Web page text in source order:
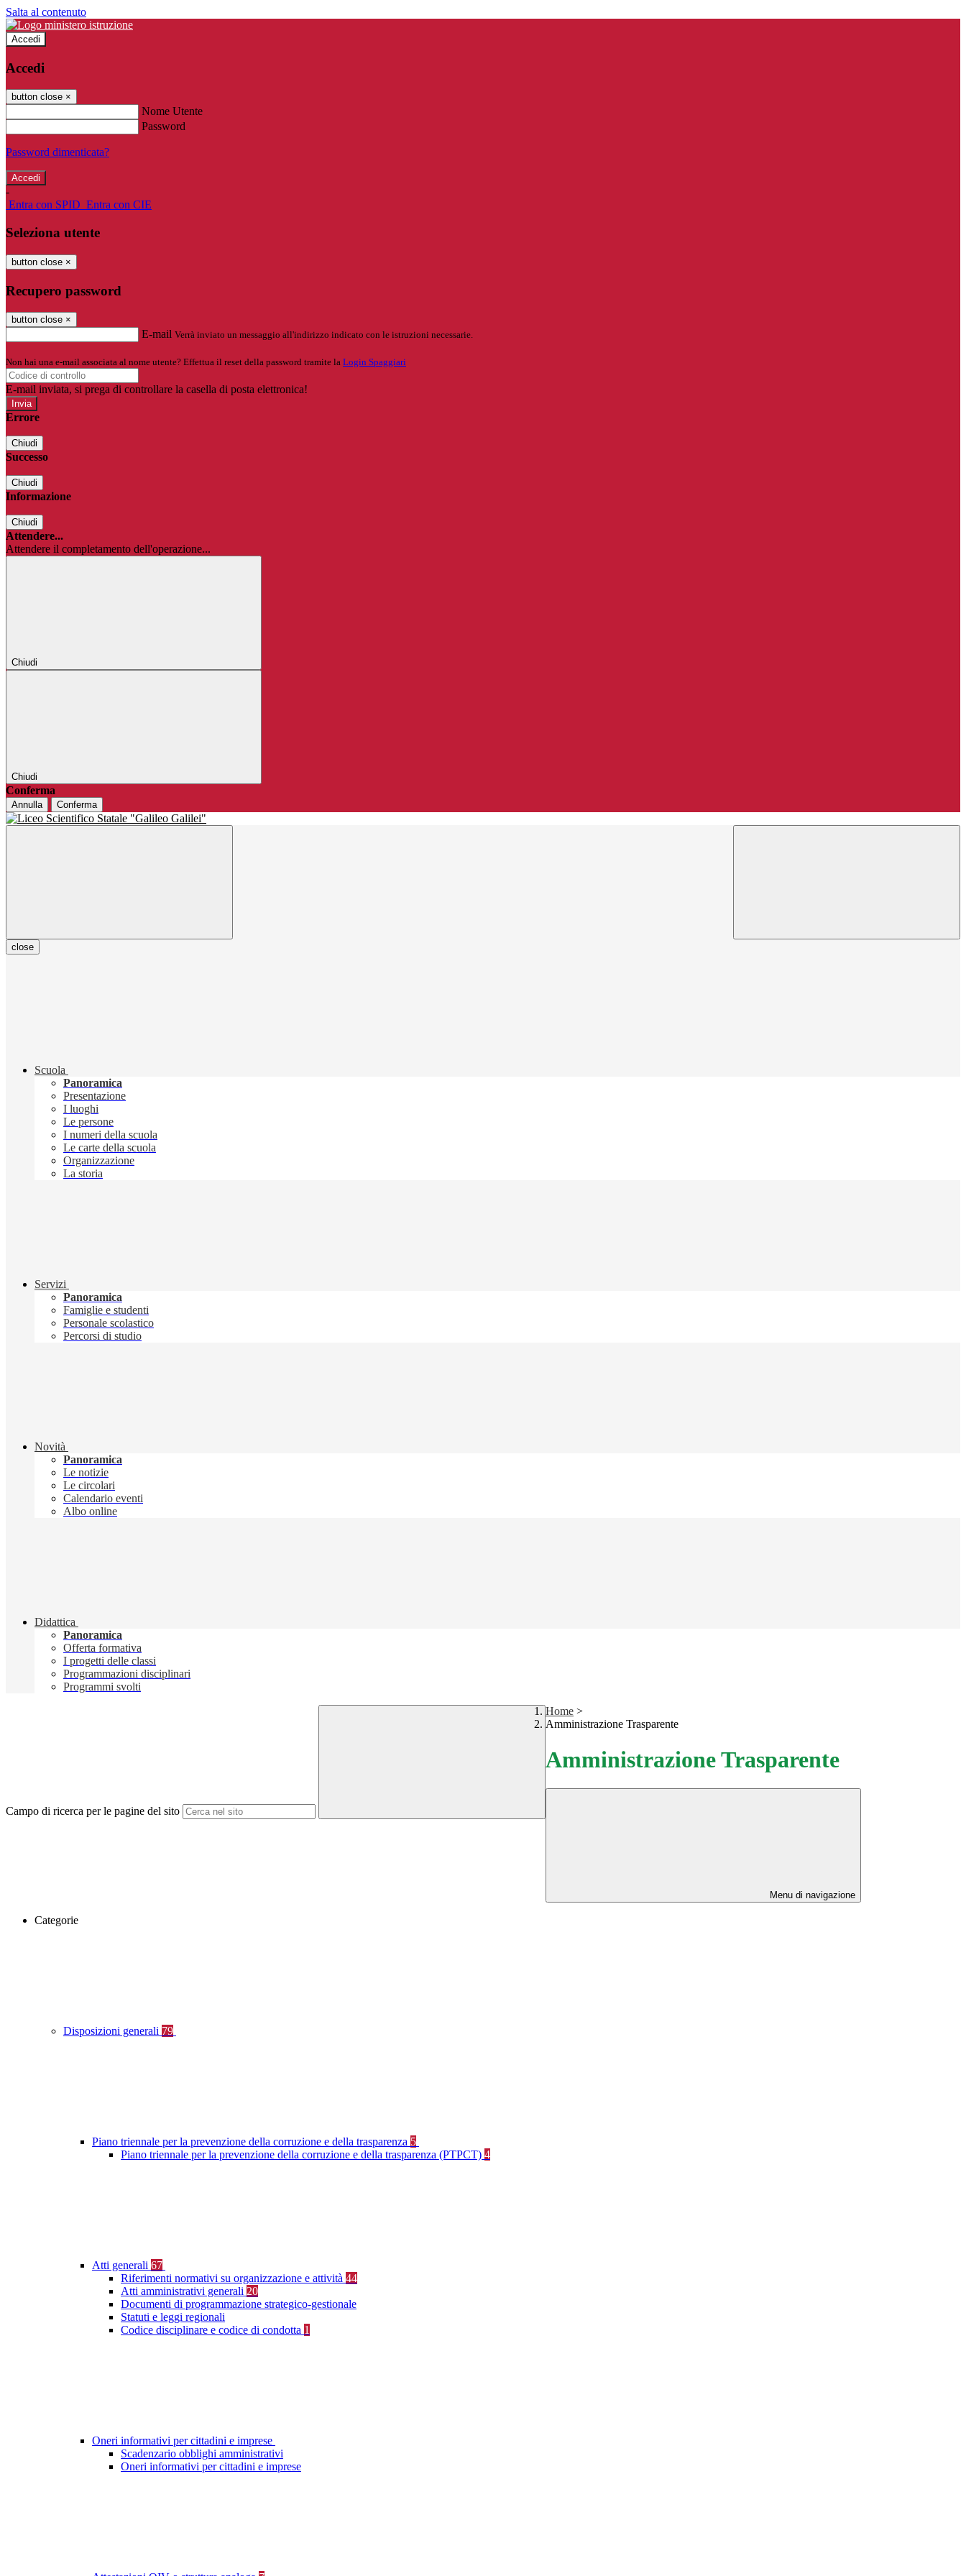
Salta al contenuto
Accedi
Accedi
button close ×
Nome Utente
Password
Password dimenticata?
-
Entra con SPID Entra con CIE
Seleziona utente
button close ×
Recupero password
button close ×
E-mail Verrà inviato un messaggio all'indirizzo indicato con le istruzioni necessarie.
Non hai una e-mail associata al nome utente? Effettua il reset della password tramite la Login Spaggiari
E-mail inviata, si prega di controllare la casella di posta elettronica!
Errore
Chiudi
Successo
Chiudi
Informazione
Chiudi
Attendere...
Attendere il completamento dell'operazione...
Chiudi
Chiudi
Conferma
Annulla Conferma
close
Scuola
Panoramica
Presentazione
I luoghi
Le persone
I numeri della scuola
Le carte della scuola
Organizzazione
La storia
Servizi
Panoramica
Famiglie e studenti
Personale scolastico
Percorsi di studio
Novità
Panoramica
Le notizie
Le circolari
Calendario eventi
Albo online
Didattica
Panoramica
Offerta formativa
I progetti delle classi
Programmazioni disciplinari
Programmi svolti
Campo di ricerca per le pagine del sito
Home >
Amministrazione Trasparente
Amministrazione Trasparente
Menu di navigazione
Categorie
Disposizioni generali 79
Piano triennale per la prevenzione della corruzione e della trasparenza 5
Piano triennale per la prevenzione della corruzione e della trasparenza (PTPCT) 4
Atti generali 67
Riferimenti normativi su organizzazione e attività 44
Atti amministrativi generali 20
Documenti di programmazione strategico-gestionale
Statuti e leggi regionali
Codice disciplinare e codice di condotta 1
Oneri informativi per cittadini e imprese
Scadenzario obblighi amministrativi
Oneri informativi per cittadini e imprese